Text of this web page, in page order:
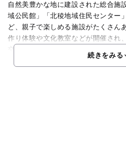
自然美豊かな地に建設された総合施
域公民館」「北稜地域住民センター
ど、親子で楽しめる施設がたくさん
作り体験や文化教室などが開催され
交流の場として親しまれています。
続きをみる